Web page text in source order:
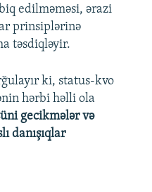
edilməməsi, ərazi
prinsiplərinə
təsdiqləyir.
ki, status-kvo
hərbi həlli ola
gecikmələr və
danışıqlar